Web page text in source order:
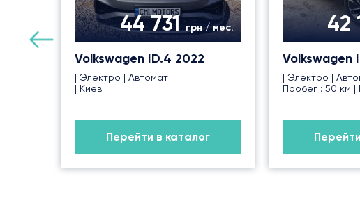
44 731грн / мес.
Volkswagen ID.4 2022
| Электро | Автомат
| Киев
Перейти в каталог
42
Volkswagen
| Электро |
Пробег : 50 км |